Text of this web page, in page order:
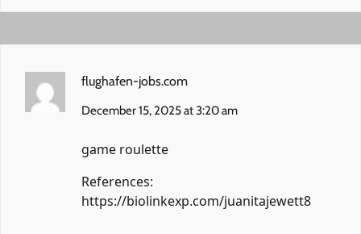
flughafen-jobs.com
December 15, 2025 at 3:20 am
game roulette
References:
https://biolinkexp.com/juanitajewett8